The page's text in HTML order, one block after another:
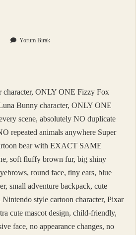
Yorum Bırak
character, ONLY ONE Fizzy Fox
Bunny character, ONLY ONE
scene, absolutely NO duplicate
repeated animals anywhere Super
bear with EXACT SAME
soft fluffy brown fur, big shiny
round face, tiny ears, blue
small adventure backpack, cute
Nintendo style cartoon character, Pixar
cute mascot design, child-friendly,
face, no appearance changes, no